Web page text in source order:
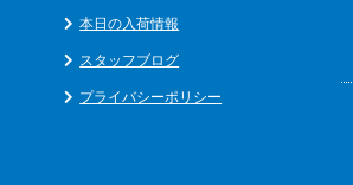
本日の入荷情報
スタッフブログ
プライバシーポリシー